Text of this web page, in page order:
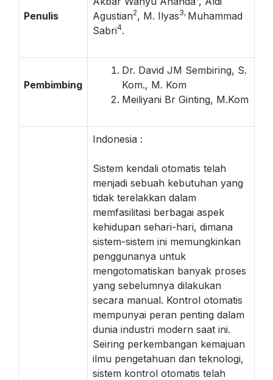
Penulis
Agustian2, M. Ilyas3, Muhammad
Sabri4.
Pembimbing
Dr. David JM Sembiring, S.
Kom., M. Kom
Meiliyani Br Ginting, M.Kom
Indonesia :
Sistem kendali otomatis telah
menjadi sebuah kebutuhan yang
tidak terelakkan dalam
memfasilitasi berbagai aspek
kehidupan sehari-hari, dimana
sistem-sistem ini memungkinkan
penggunanya untuk
mengotomatiskan banyak proses
yang sebelumnya dilakukan
secara manual. Kontrol otomatis
mempunyai peran penting dalam
dunia industri modern saat ini.
Seiring perkembangan kemajuan
ilmu pengetahuan dan teknologi,
sistem kontrol otomatis telah